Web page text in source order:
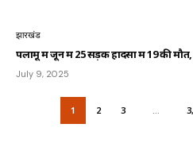
झारखंड
पलामू में जून में 25 सड़क हादसों में 19 की मौत,
July 9, 2025
1 2 3